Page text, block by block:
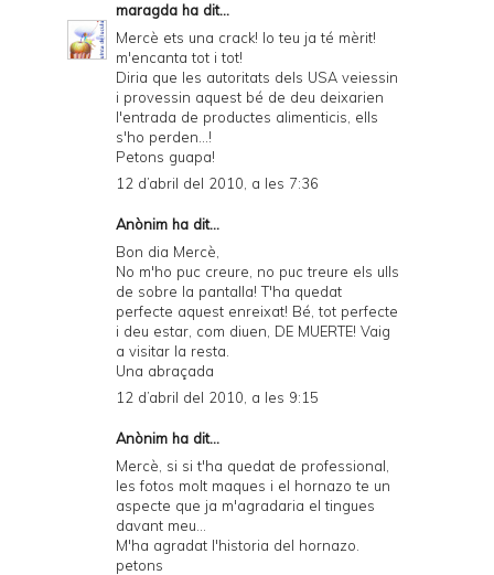
maragda ha dit...
Mercè ets una crack! lo teu ja té mèrit!
m'encanta tot i tot!
Diria que les autoritats dels USA veiessin
i provessin aquest bé de deu deixarien
l'entrada de productes alimenticis, ells
s'ho perden...!
Petons guapa!
12 d’abril del 2010, a les 7:36
Anònim ha dit...
Bon dia Mercè,
No m'ho puc creure, no puc treure els ulls
de sobre la pantalla! T'ha quedat
perfecte aquest enreixat! Bé, tot perfecte
i deu estar, com diuen, DE MUERTE! Vaig
a visitar la resta.
Una abraçada
12 d’abril del 2010, a les 9:15
Anònim ha dit...
Mercè, si si t'ha quedat de professional,
les fotos molt maques i el hornazo te un
aspecte que ja m'agradaria el tingues
davant meu...
M'ha agradat l'historia del hornazo.
petons